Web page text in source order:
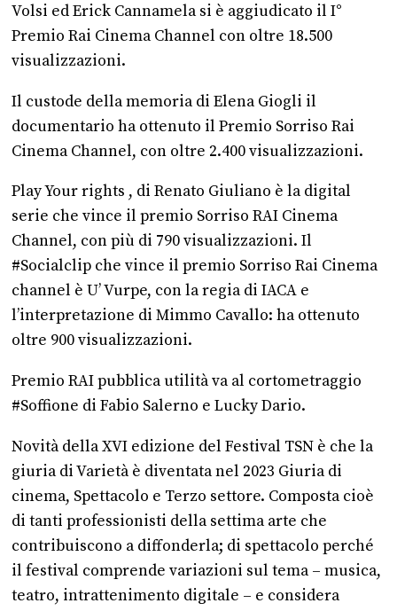
Volsi ed Erick Cannamela si è aggiudicato il I°
Premio Rai Cinema Channel con oltre 18.500
visualizzazioni.
Il custode della memoria di Elena Giogli il
documentario ha ottenuto il Premio Sorriso Rai
Cinema Channel, con oltre 2.400 visualizzazioni.
Play Your rights , di Renato Giuliano è la digital
serie che vince il premio Sorriso RAI Cinema
Channel, con più di 790 visualizzazioni. Il
#Socialclip che vince il premio Sorriso Rai Cinema
channel è U’ Vurpe, con la regia di IACA e
l’interpretazione di Mimmo Cavallo: ha ottenuto
oltre 900 visualizzazioni.
Premio RAI pubblica utilità va al cortometraggio
#Soffione di Fabio Salerno e Lucky Dario.
Novità della XVI edizione del Festival TSN è che la
giuria di Varietà è diventata nel 2023 Giuria di
cinema, Spettacolo e Terzo settore. Composta cioè
di tanti professionisti della settima arte che
contribuiscono a diffonderla; di spettacolo perché
il festival comprende variazioni sul tema – musica,
teatro, intrattenimento digitale – e considera